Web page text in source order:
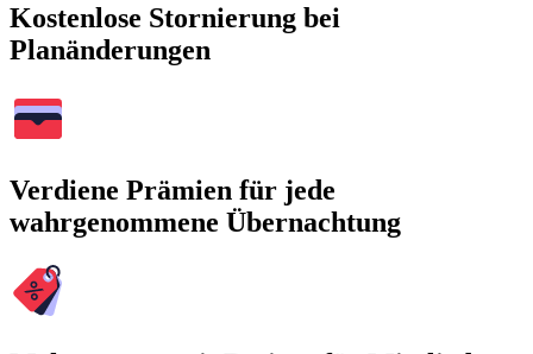
Kostenlose Stornierung bei
Planänderungen
Verdiene Prämien für jede
wahrgenommene Übernachtung